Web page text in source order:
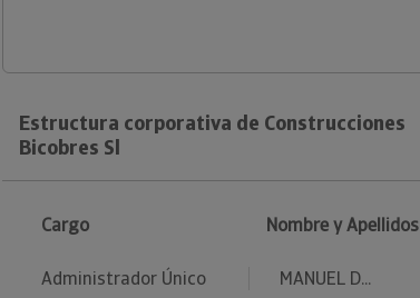
Estructura corporativa de Construcciones
Bicobres Sl
Cargo Nombre y Apellidos
Administrador Único MANUEL D...